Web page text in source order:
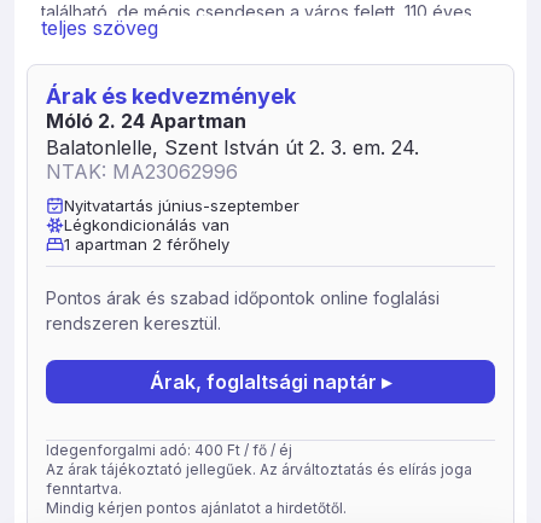
található, de mégis csendesen a város felett, 110 éves
platánfa lombjai között kishegyi panorámával. Tágas és
világos nappali-konyha-étkező egy légtérben, külön
hálószoba, fürdő és terasz biztosítja vendégeink
pihenését. A hálóban 180-as ágy, a nappaliban kinyitható
kanapé további két fő részére. Gyors internet, kábel tv,
nagy hűtő, sütő és mosogatógép és jól felszerelt konyha
kenyérpirító, mikro stb) várja Önöket. A fürdőben
mosógép, tusoló és bidés wc áll rendelkezésre. A
részben fedett teraszról élvezheti a főtér látványát, de
grillezésre és napozásra is teljes intimitást ad.
teljes szöveg
Árak és kedvezmények
Móló 2. 24 Apartman
Balatonlelle, Szent István út 2. 3. em. 24.
NTAK: MA23062996
Nyitvatartás június-szeptember
Légkondicionálás van
1 apartman 2 férőhely
Pontos árak és szabad időpontok online foglalási
rendszeren keresztül.
Árak, foglaltsági naptár ▸
Idegenforgalmi adó: 400 Ft / fő / éj
Az árak tájékoztató jellegűek. Az árváltoztatás és elírás joga
fenntartva.
Mindig kérjen pontos ajánlatot a hirdetőtől.